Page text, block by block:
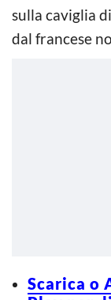
sulla caviglia
dal francese
Scarica o